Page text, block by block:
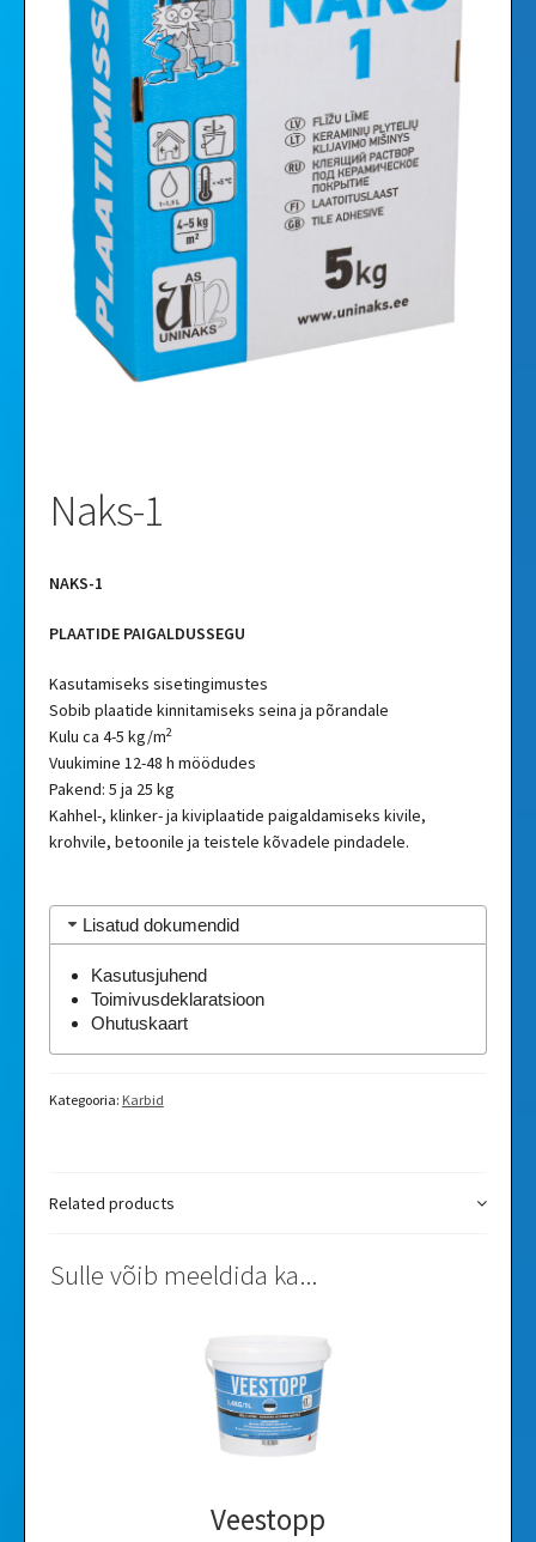
Videod
Galerii
Naks-1
NAKS-1
PLAATIDE PAIGALDUSSEGU
Kasutamiseks sisetingimustes
Sobib plaatide kinnitamiseks seina ja põrandale
Kulu ca 4-5 kg/m2
Vuukimine 12-48 h möödudes
Pakend: 5 ja 25 kg
Kahhel-, klinker- ja kiviplaatide paigaldamiseks kivile,
krohvile, betoonile ja teistele kõvadele pindadele.
Lisatud dokumendid
Kasutusjuhend
Toimivusdeklaratsioon
Ohutuskaart
Kategooria: Karbid
Related products
Sulle võib meeldida ka...
Veestopp